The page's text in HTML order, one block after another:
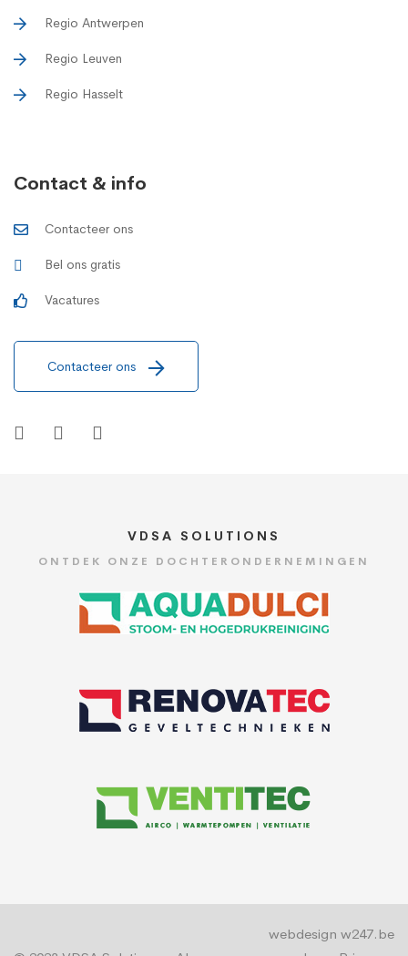
Regio Antwerpen
Regio Leuven
Regio Hasselt
Contact & info
Contacteer ons
Bel ons gratis
Vacatures
Contacteer ons
VDSA SOLUTIONS
ONTDEK ONZE DOCHTERONDERNEMINGEN
webdesign w247.be